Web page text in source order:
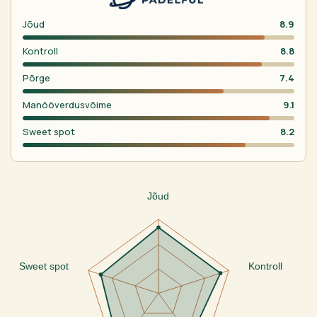
Jõud 8.9
Kontroll 8.8
Põrge 7.4
Manööverdusvõime 9.1
Sweet spot 8.2
Jõud
Kontroll
Sweet spot